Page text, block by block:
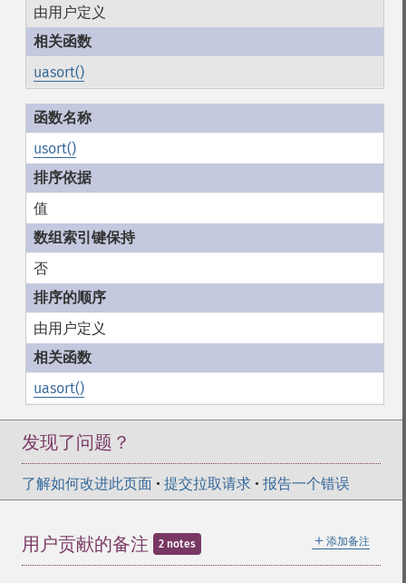
由用户定义
uasort()
usort()
值
否
由用户定义
uasort()
发现了问题？
了解如何改进此页面 • 提交拉取请求 • 报告一个错误
＋ 添加备注
用户贡献的备注 2 notes